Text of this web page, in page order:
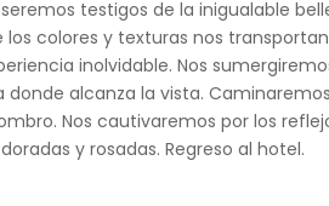
testigos de la inigualable
colores y texturas nos
inolvidable. Nos
alcanza la vista.
Nos cautivaremos por los
y rosadas. Regreso al hotel.